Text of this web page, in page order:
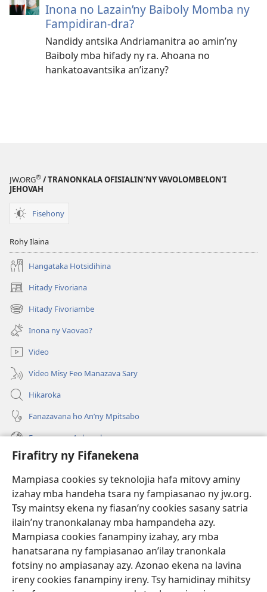
Firafitry ny Fifanekena
Mampiasa cookies sy teknolojia hafa mitovy aminy
izahay mba handeha tsara ny fampiasanao ny jw.org.
Tsy maintsy ekena ny fiasan’ny cookies sasany satria
ilain’ny tranonkalanay mba hampandeha azy.
Mampiasa cookies fanampiny izahay, ary mba
hanatsarana ny fampiasanao an’ilay tranonkala
fotsiny no ampiasanay azy. Azonao ekena na lavina
ireny cookies fanampiny ireny. Tsy hamidinay mihitsy
Inona no Lazain’ny Baiboly Momba ny
Fampidiran-dra?
Nandidy antsika Andriamanitra ao amin’ny
Baiboly mba hifady ny ra. Ahoana no
hankatoavantsika an’izany?
JW.ORG® / TRANONKALA OFISIALIN’NY VAVOLOMBELON’I
JEHOVAH
Fisehony
Rohy Ilaina
Hangataka Hotsidihina
Hitady Fivoriana
(manokatra
rohy) Hitady Fivoriambe
(manokatra
rohy) Inona ny Vaovao?
Video
Video Misy Feo Manazava Sary
Hikaroka
Fanazavana ho An’ny Mpitsabo
Fanazavana Ankapobeny
Fanampiana
Fanomezana
(manokatra
rohy)
FITEHIRIZAM-BOKIN’NY Vavolombelon’i Jehovah
(manokatra
rohy)
JW Hub
(manokatra
rohy)
JW Library